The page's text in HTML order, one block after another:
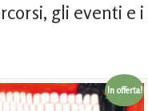
gli eventi e
In offerta!